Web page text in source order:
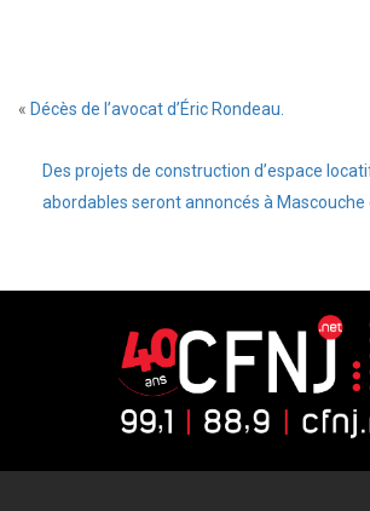
« Décès de l’avocat d’Éric Rondeau.
Des projets de construction d’espace
abordables seront annoncés à Mascouche